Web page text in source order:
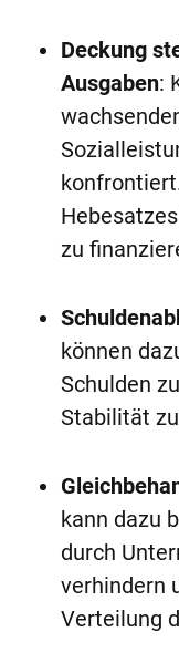
Deckung
Ausgaben:
zu
können
Schulden
Stabilität
kann dazu
durch
verhindern
Verteilung